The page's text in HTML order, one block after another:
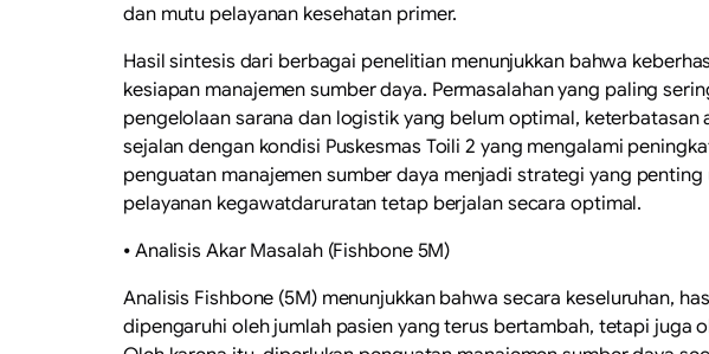
dan mutu pelayanan kesehatan primer.
Hasil sintesis dari berbagai penelitian menunjukkan bahwa
kesiapan manajemen sumber daya. Permasalahan yang paling
pengelolaan sarana dan logistik yang belum optimal,
sejalan dengan kondisi Puskesmas Toili 2 yang mengalami
penguatan manajemen sumber daya menjadi strategi yang
pelayanan kegawatdaruratan tetap berjalan secara optimal.
⦁ Analisis Akar Masalah (Fishbone 5M)
Analisis Fishbone (5M) menunjukkan bahwa secara keseluruhan,
dipengaruhi oleh jumlah pasien yang terus bertambah, tetapi juga